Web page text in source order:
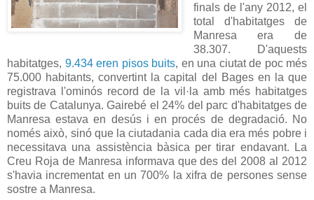
finals de l'any 2012, el
total d'habitatges de
Manresa era de
38.307. D'aquests
habitatges, 9.434 eren pisos buits, en una ciutat de poc més
75.000 habitants, convertint la capital del Bages en la que
registrava l'ominós record de la vil·la amb més habitatges
buits de Catalunya. Gairebé el 24% del parc d'habitatges de
Manresa estava en desús i en procés de degradació. No
només això, sinó que la ciutadania cada dia era més pobre i
necessitava una assistència bàsica per tirar endavant. La
Creu Roja de Manresa informava que des del 2008 al 2012
s'havia incrementat en un 700% la xifra de persones sense
sostre a Manresa.